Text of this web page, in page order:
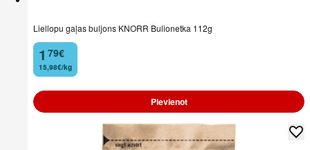
Liellopu gaļas buljons KNORR Bulionetka 112g
1
. 79€
15,98€/kg
Pievienot